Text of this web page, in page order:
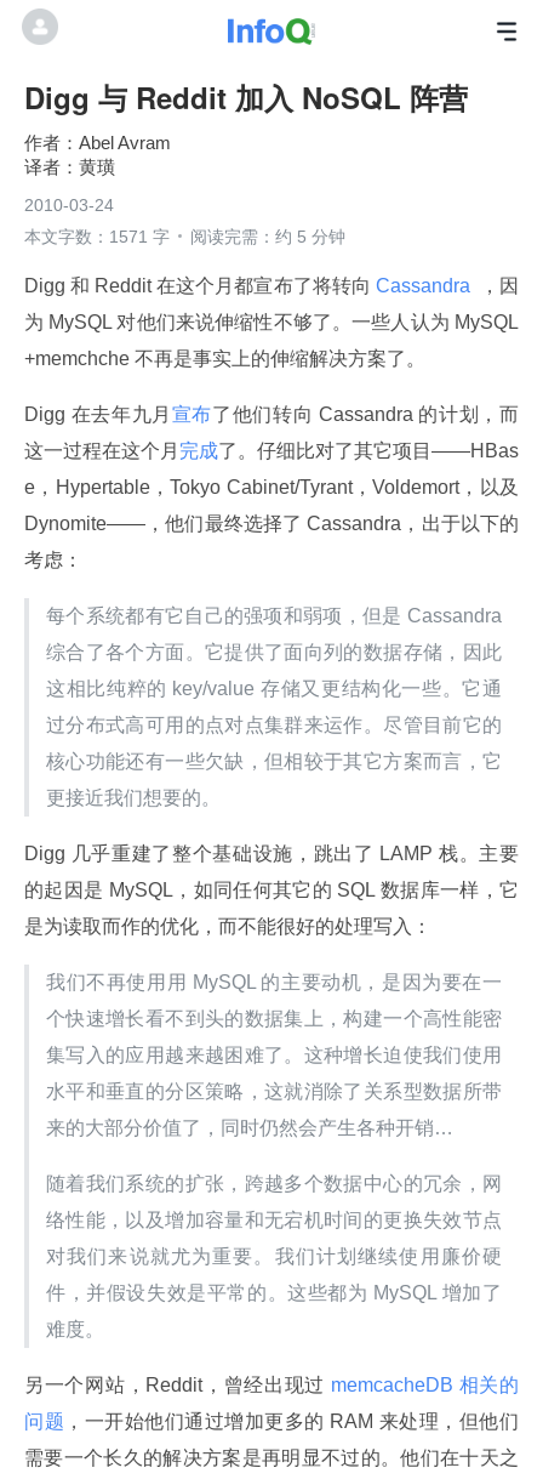
Digg 与 Reddit 加入 NoSQL 阵营
Abel Avram
黄璜
2010-03-24
本文字数：1571 字
阅读完需：约 5 分钟
Digg 和 Reddit 在这个月都宣布了将转向 Cassandra
，因
为 MySQL 对他们来说伸缩性不够了。一些人认为 MySQL
+memchche 不再是事实上的伸缩解决方案了。
Digg 在去年九月 宣布了他们转向 Cassandra 的计划，而
这一过程在这个月 完成了。仔细比对了其它项目——HBas
e，Hypertable，Tokyo Cabinet/Tyrant，Voldemort，以及
Dynomite——，他们最终选择了 Cassandra，出于以下的
考虑：
每个系统都有它自己的强项和弱项，但是 Cassandra
综合了各个方面。它提供了面向列的数据存储，因此
这相比纯粹的 key/value 存储又更结构化一些。它通
过分布式高可用的点对点集群来运作。尽管目前它的
核心功能还有一些欠缺，但相较于其它方案而言，它
更接近我们想要的。
Digg 几乎重建了整个基础设施，跳出了 LAMP 栈。主要
的起因是 MySQL，如同任何其它的 SQL 数据库一样，它
是为读取而作的优化，而不能很好的处理写入：
我们不再使用用 MySQL 的主要动机，是因为要在一
个快速增长看不到头的数据集上，构建一个高性能密
集写入的应用越来越困难了。这种增长迫使我们使用
水平和垂直的分区策略，这就消除了关系型数据所带
来的大部分价值了，同时仍然会产生各种开销…
随着我们系统的扩张，跨越多个数据中心的冗余，网
络性能，以及增加容量和无宕机时间的更换失效节点
对我们来说就尤为重要。我们计划继续使用廉价硬
件，并假设失效是平常的。这些都为 MySQL 增加了
难度。
另一个网站，Reddit，曾经出现过 memcacheDB 相关的
问题 ，一开始他们通过增加更多的 RAM 来处理，但他们
需要一个长久的解决方案是再明显不过的。他们在十天之